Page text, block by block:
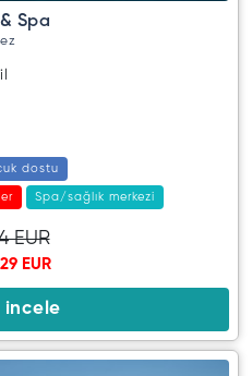
Spa
dostu
Spa/sağlık merkezi
EUR
EUR
incele